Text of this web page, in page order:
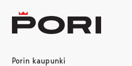
Porin kaupunki